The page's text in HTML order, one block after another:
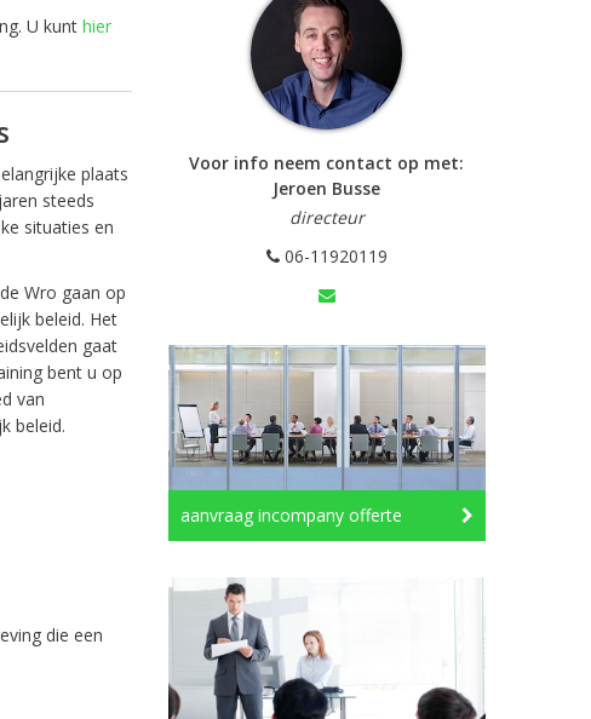
U kunthier
plaats
steeds
situaties en
Wro gaan op
beleid. Het
gaat
bent u op
van
beleid.
die een
Voor info neem contact op met:
Jeroen Busse
directeur
06-11920119
aanvraag incompany offerte